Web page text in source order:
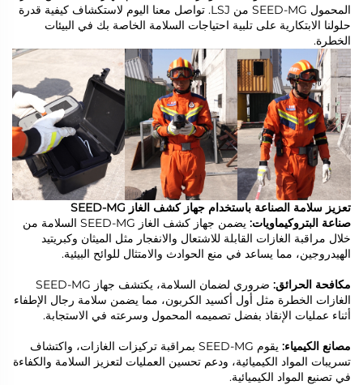
المحمول SEED-MG من LSJ. تواصل معنا اليوم لاستكشاف كيفية قدرة
حلولنا الابتكارية على تلبية احتياجات السلامة الخاصة بك في البيئات
الخطرة.
تعزيز سلامة الصناعة باستخدام جهاز كشف الغاز SEED-MG
صناعة البتروكيماويات:
يضمن جهاز كشف الغاز SEED-MG السلامة من
خلال مراقبة الغازات القابلة للاشتعال والانفجار مثل الميثان وكبريتيد
الهيدروجين، مما يساعد في منع الحوادث والامتثال للوائح البيئية.
مكافحة الحرائق:
ضروري لضمان السلامة، يكتشف جهاز SEED-MG
الغازات الخطرة مثل أول أكسيد الكربون، مما يضمن سلامة رجال الإطفاء
أثناء عمليات الإنقاذ بفضل تصميمه المحمول وسرعته في الاستجابة.
مصانع الكيمياء:
يقوم SEED-MG بمراقبة تركيزات الغازات، واكتشاف
تسريبات المواد الكيميائية، ودعم تحسين العمليات لتعزيز السلامة والكفاءة
في تصنيع المواد الكيميائية.